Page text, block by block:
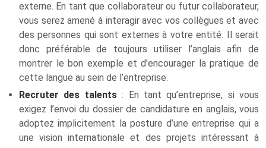
externe. En tant que collaborateur ou futur collaborateur,
vous serez amené à interagir avec vos collègues et avec
des personnes qui sont externes à votre entité. Il serait
donc préférable de toujours utiliser l’anglais afin de
montrer le bon exemple et d’encourager la pratique de
cette langue au sein de l’entreprise.
Recruter des talents: En tant qu’entreprise, si vous
exigez l’envoi du dossier de candidature en anglais, vous
adoptez implicitement la posture d’une entreprise qui a
une vision internationale et des projets intéressant à